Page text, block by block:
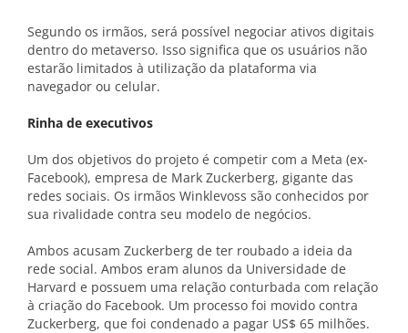
Segundo os irmãos, será possível negociar ativos digitais
dentro do metaverso. Isso significa que os usuários não
estarão limitados à utilização da plataforma via
navegador ou celular.
Rinha de executivos
Um dos objetivos do projeto é competir com a Meta (ex-
Facebook), empresa de Mark Zuckerberg, gigante das
redes sociais. Os irmãos Winklevoss são conhecidos por
sua rivalidade contra seu modelo de negócios.
Ambos acusam Zuckerberg de ter roubado a ideia da
rede social. Ambos eram alunos da Universidade de
Harvard e possuem uma relação conturbada com relação
à criação do Facebook. Um processo foi movido contra
Zuckerberg, que foi condenado a pagar US$ 65 milhões.